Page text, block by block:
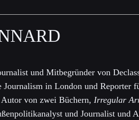
und Mitbegründer von
in London und Reporter
von zwei Büchern,Irregular
und Journalist und